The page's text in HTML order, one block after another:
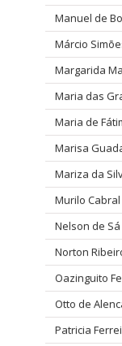
Manuel de
Márcio
Margarida
Maria das
Maria de
Marisa
Mariza da
Murilo Cabral
Nelson de Sá
Norton
Oazinguito
Otto de
Patricia